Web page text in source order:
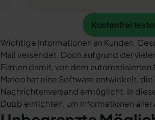
Kostenfrei testen
Kostenfrei
Wichtige Informationen an Kunden,
Mail versendet. Doch aufgrund der
Firmen damit, von dem automatisierten
Mateo hat eine Software entwickelt,
Nachrichtenversand ermöglicht. In
Dubb einrichten, um Informationen